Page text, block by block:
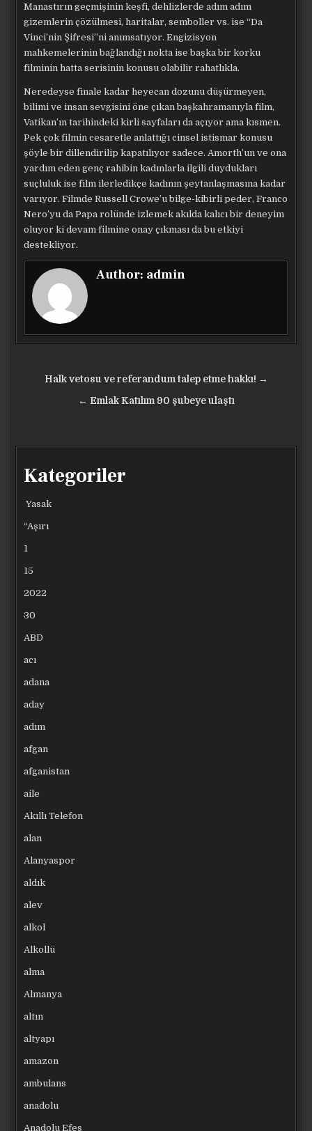
Manastırın geçmişinin keşfi, dehlizlerde adım adım
gizemlerin çözülmesi, haritalar, semboller vs. ise “Da
Vinci’nin Şifresi”ni anımsatıyor. Engizisyon
mahkemelerinin bağlandığı nokta ise başka bir korku
filminin hatta serisinin konusu olabilir rahatlıkla.
Neredeyse finale kadar heyecan dozunu düşürmeyen,
bilimi ve insan sevgisini öne çıkan başkahramanıyla film,
Vatikan’ın tarihindeki kirli sayfaları da açıyor ama kısmen.
Pek çok filmin cesaretle anlattığı cinsel istismar konusu
şöyle bir dillendirilip kapatılıyor sadece. Amorth’un ve ona
yardım eden genç rahibin kadınlarla ilgili duydukları
suçluluk ise film ilerledikçe kadının şeytanlaşmasına kadar
varıyor. Filmde Russell Crowe’u bilge-kibirli peder, Franco
Nero’yu da Papa rolünde izlemek akılda kalıcı bir deneyim
oluyor ki devam filmine onay çıkması da bu etkiyi
destekliyor.
Author: admin
Yazı
gezinmesi
Halk vetosu ve referandum talep etme hakkı! →
← Emlak Katılım 90 şubeye ulaştı
Kategoriler
Yasak
“Aşırı
1
15
2022
30
ABD
acı
adana
aday
adım
afgan
afganistan
aile
Akıllı Telefon
alan
Alanyaspor
aldık
alev
alkol
Alkollü
alma
Almanya
altın
altyapı
amazon
ambulans
anadolu
Anadolu Efes